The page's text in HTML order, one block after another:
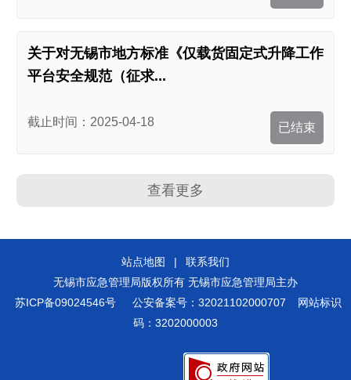
关于对无锡市地方标准《仅载货固定式升降工作
平台安全规范（征求...
截止时间：2025-04-18 已结束
查看更多
站点地图 |
联系我们
无锡市应急管理局版权所有 无锡市应急管理局主办
苏ICP备09024546号
公安备案号：32021102000707
网站标识
码：3202000003